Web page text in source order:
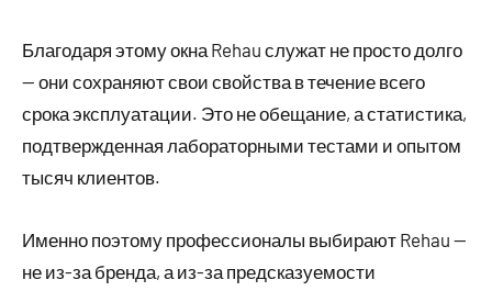
Благодаря этому окна Rehau служат не просто долго
— они сохраняют свои свойства в течение всего
срока эксплуатации. Это не обещание, а статистика,
подтвержденная лабораторными тестами и опытом
тысяч клиентов.
Именно поэтому профессионалы выбирают Rehau —
не из-за бренда, а из-за предсказуемости